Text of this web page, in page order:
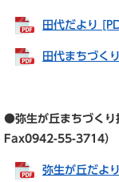
田代だより
田代まちづく
●弥生が丘まちづく
Fax0942-55-3714）
弥生が丘だよ